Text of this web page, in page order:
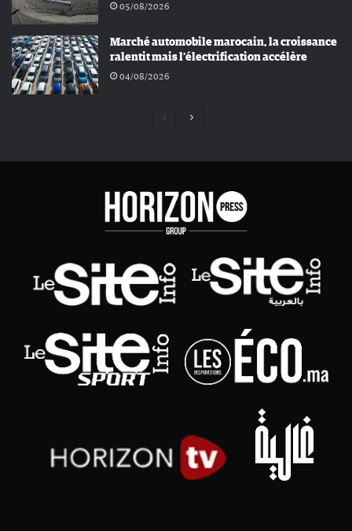
05/08/2026
Marché automobile marocain, la croissance
ralentit mais l’électrification accélère
04/08/2026
Page
Page